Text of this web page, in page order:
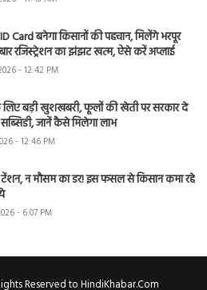
Card बनेगा किसानों की पहचान, मिलेंगे भरपूर
रजिस्ट्रेशन का झंझट खत्म, ऐसे करें अप्लाई
- 12:42 PM
लिए बड़ी खुशखबरी, फूलों की खेती पर सरकार दे
जानें कैसे मिलेगा लाभ
- 12:46 PM
न मौसम का डर! इस फसल से किसान कमा रहे
- 6:07 PM
Reserved to HindiKhabar.Com